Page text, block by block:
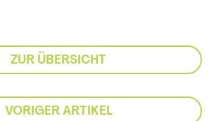
ZUR ÜBERSICHT
VORIGER ARTIKEL